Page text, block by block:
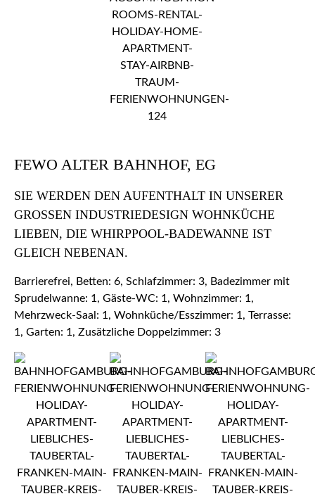
FEWO ALTER BAHNHOF, EG
SIE WERDEN DEN AUFENTHALT IN UNSERER
GROSSEN INDUSTRIEDESIGN WOHNKÜCHE L
IEBEN, DIE WHIRPPOOL-BADEWANNE IST G
LEICH NEBENAN.
Barrierefrei, Betten: 6, Schlafzimmer: 3, Badezimmer mit
Sprudelwanne: 1, Gäste-WC: 1, Wohnzimmer: 1,
Mehrzweck-Saal: 1, Wohnküche/Esszimmer: 1, Terrasse:
1, Garten: 1, Zusätzliche Doppelzimmer: 3